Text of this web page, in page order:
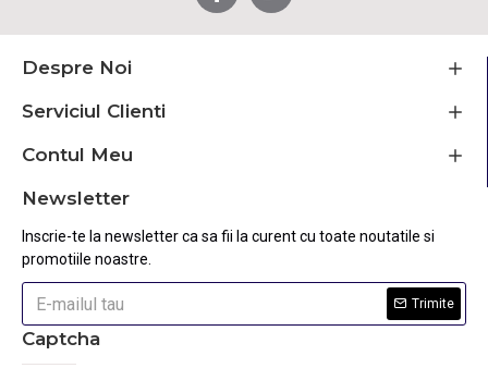
Despre Noi
Serviciul Clienti
Contul Meu
Newsletter
Inscrie-te la newsletter ca sa fii la curent cu toate noutatile si
promotiile noastre.
Trimite
Captcha